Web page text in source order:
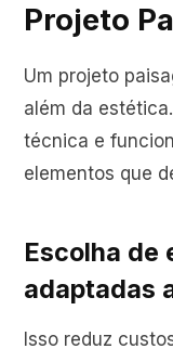
Projeto
Um projeto
além da
técnica e
elementos que
Escolha de
adaptadas
Isso reduz